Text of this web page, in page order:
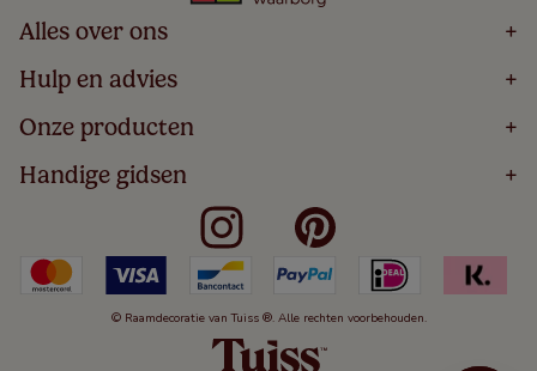
Alles over ons +
Home
Over
Bestellen
Winacties
Veelgestelde Vragen
Hulp en advies +
Volg Je Bestelling
Levering
5 Jaar Garantie
Algemene Voorwaarden
Kindveiligheid
Cookies
Herroepingsrecht
Onze producten +
Houten Jaloezieën
Rolgordijnen
Verticale Jaloezieën
Duo Rolgordijnen
Duo Plisségordijnen
Handige gidsen +
Meten Voor Raamdecoratie
Badkamer Raamdecoratie
Slaapkamer Raamdecoratie
Keuken Raamdecoratie
De Jaloezieën Gids
Jaloezieënwoordenboek
© Raamdecoratie van Tuiss ®. Alle rechten voorbehouden.